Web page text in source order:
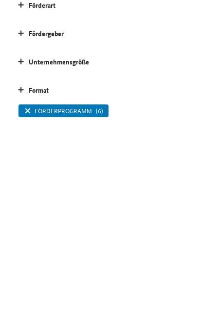
Förderart
Fördergeber
Unternehmensgröße
Format
FÖRDERPROGRAMM (6)